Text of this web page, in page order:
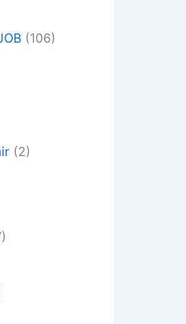
(106)
(2)